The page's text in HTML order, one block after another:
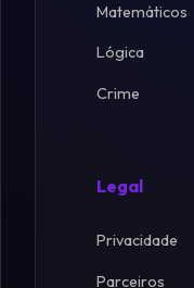
Matemáticos
Lógica
Crime
Legal
Privacidade
Parceiros